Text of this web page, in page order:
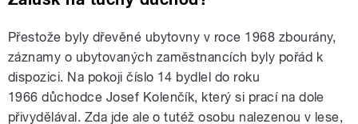
Přestože byly dřevěné ubytovny v roce 1968 zbourány,
záznamy o ubytovaných zaměstnancích byly pořád k
dispozici. Na pokoji číslo 14 bydlel do roku
1966 důchodce Josef Kolenčík, který si prací na dole
přivydělával. Zda jde ale o tutéž osobu nalezenou v lese,